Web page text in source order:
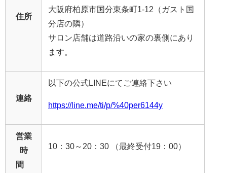
住所
大阪府柏原市国分東条町1-12（ガスト国
分店の隣）
サロン店舗は道路沿いの家の裏側にあり
ます。
連絡
以下の公式LINEにてご連絡下さい
https://line.me/ti/p/%40per6144y
営業
時
間
10：30～20：30 （最終受付19：00）